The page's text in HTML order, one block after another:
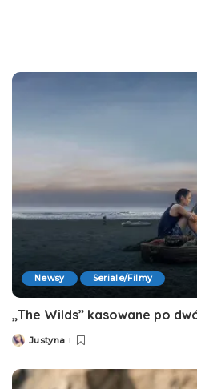
Newsy Seriale/Filmy
„The Wilds” kasowane po
PostedJustyna